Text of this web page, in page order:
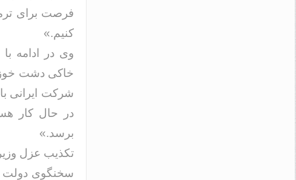
فرصت برای
کنیم.»
وی در ادامه
در حال کار
برسد.»
تکذیب عزل
سخنگوی دولت